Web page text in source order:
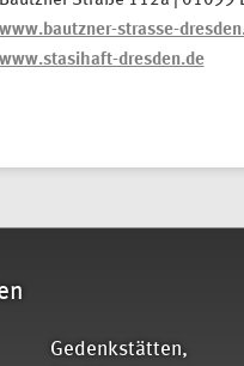
www.bautzner-strasse-
www.stasihaft-dresden.de
Gedenkstätten,